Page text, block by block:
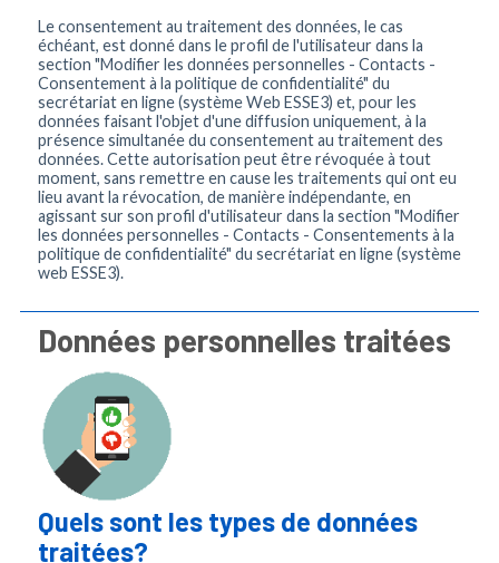
Le consentement au traitement des données, le cas
échéant, est donné dans le profil de l'utilisateur dans la
section "Modifier les données personnelles - Contacts -
Consentement à la politique de confidentialité" du
secrétariat en ligne (système Web ESSE3) et, pour les
données faisant l'objet d'une diffusion uniquement, à la
présence simultanée du consentement au traitement des
données. Cette autorisation peut être révoquée à tout
moment, sans remettre en cause les traitements qui ont eu
lieu avant la révocation, de manière indépendante, en
agissant sur son profil d'utilisateur dans la section "Modifier
les données personnelles - Contacts - Consentements à la
politique de confidentialité" du secrétariat en ligne (système
web ESSE3).
Données personnelles traitées
Quels sont les types de données
traitées?